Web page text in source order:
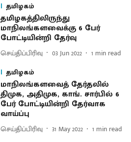
தமிழகம்
தமிழகத்திலிருந்து
மாநிலங்களவைக்கு 6 பேர்
போட்டியின்றி தேர்வு
செய்திப்பிரிவு 03 Jun 2022 1 min read
தமிழகம்
மாநிலங்களவைத் தேர்தலில்
திமுக, அதிமுக, காங். சார்பில் 6
பேர் போட்டியின்றி தேர்வாக
வாய்ப்பு
செய்திப்பிரிவு 31 May 2022 1 min read